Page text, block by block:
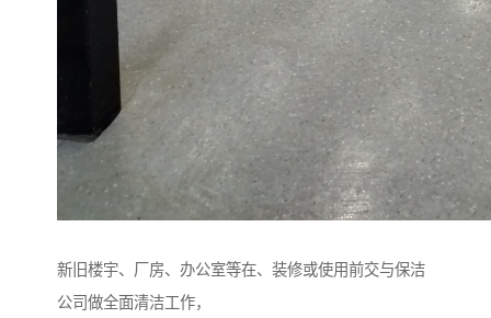
新旧楼宇、厂房、办公室等在、装修或使用前交与保洁
公司做全面清洁工作，